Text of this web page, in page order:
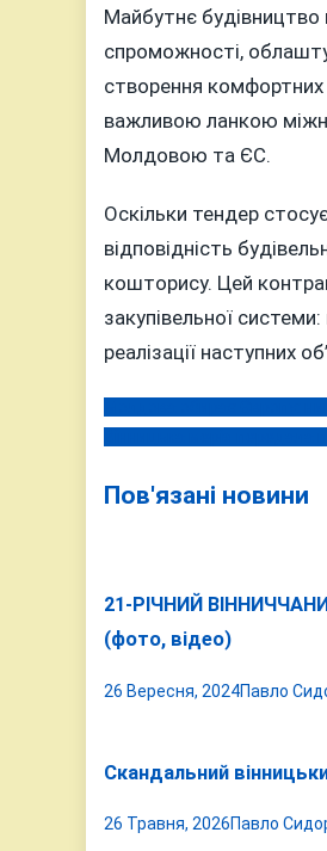
Майбутнє будівництво
спроможності,
створення комфортних
важливою ланкою
Молдовою та ЄС.
Оскільки тендер
відповідність
кошторису. Цей
закупівельної
реалізації наступних
Навігація
Пов'язані новини
21-РІЧНИЙ
(фото, відео)
26 Вересня, 2024Павло
Скандальний
26 Травня, 2026Павло